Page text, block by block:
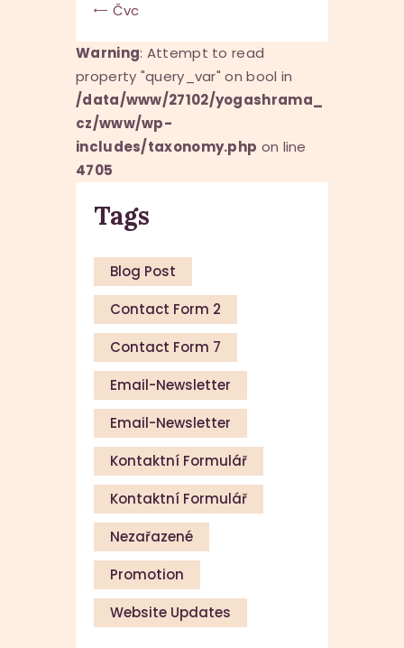
« Čvc
Warning: Attempt to read
property "query_var" on bool in
/data/www/27102/yogashrama_
cz/www/wp-
includes/taxonomy.php on line
4705
Tags
Blog Post
Contact Form 2
Contact Form 7
Email-Newsletter
Email-Newsletter
Kontaktní Formulář
Kontaktní Formulář
Nezařazené
Promotion
Website Updates